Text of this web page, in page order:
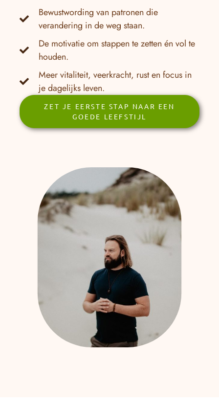
Bewustwording van patronen die
verandering in de weg staan.
De motivatie om stappen te zetten én vol te
houden.
Meer vitaliteit, veerkracht, rust en focus in
je dagelijks leven.
ZET JE EERSTE STAP NAAR EEN
GOEDE LEEFSTIJL